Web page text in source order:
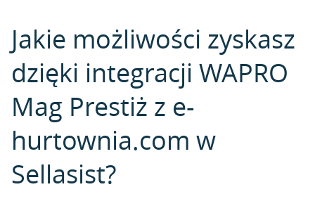
Jakie możliwości zyskasz
dzięki integracji WAPRO
Mag Prestiż z e-
hurtownia.com w
Sellasist?